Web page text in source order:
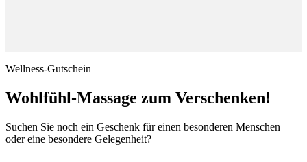
Wellness-Gutschein
Wohlfühl-Massage zum Verschenken!
Suchen Sie noch ein Geschenk für einen besonderen Menschen
oder eine besondere Gelegenheit?